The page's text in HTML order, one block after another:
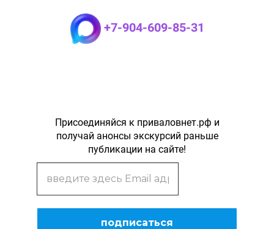
+7-904-609-85-31
Присоединяйся к приваловнет.рф и
получай анонсы экскурсий раньше
публикации на сайте!